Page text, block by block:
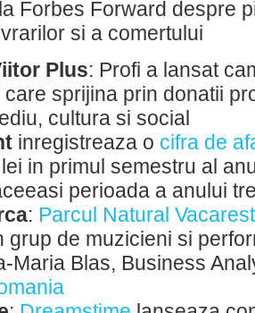
Forbes Forward despre
si a comertului
Plus: Profi a lansat
care sprijina prin donatii
cultura si social
inregistreaza o cifra de
in primul semestru al
perioada a anului
: Parcul Natural
grup de muzicieni si
Maria Blas, Business